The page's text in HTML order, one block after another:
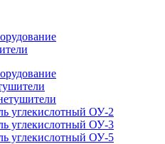
углекислотный ОУ-2
углекислотный ОУ-3
углекислотный ОУ-5